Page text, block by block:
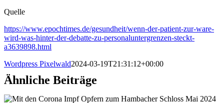
Quelle
https://www.epochtimes.de/gesundheit/wenn-der-patient-zur-ware-
wird-was-hinter-der-debatte-zu-personaluntergrenzen-steckt-
a3639898.html
Wordpress Pixelwald2024-03-19T21:31:12+00:00
Ähnliche Beiträge